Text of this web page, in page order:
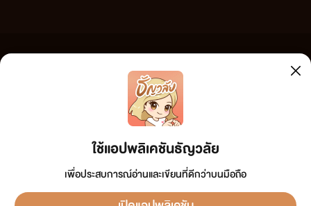
ใช้แอปพลิเคชันธัญวลัย
เพื่อประสบการณ์อ่านและเขียนที่ดีกว่าบนมือถือ
เว็บไซต์แห่งนี้ไม่ได้เห็นด้วยและไม่ขอรับผิดชอบต่อข้อความใดๆ ทั้งสิ้น ดังนั้นผู้อ่านทุกท่านโปรดใช้
วิจารณญาณในการกลั่นกรองด้วยตนเอง และหากท่านพบข้อความใดๆ ที่ขัดต่อกฎหมายและศีลธรรม
กรุณาแจ้งมาที่ tunwalai@ookbee.com เพื่อทีมงานจะได้ดำเนินการในทันที ทั้งนี้ ทางเว็บไซต์ขอสงวน
ลิขสิทธิ์ตามพระราชบัญญัติลิขสิทธิ์ (ฉบับเพิ่มเติม) พ.ศ.2558